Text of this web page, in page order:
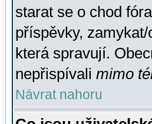
starat se o chod
příspěvky,
která spravují.
nepřispívali mimo
Návrat nahoru